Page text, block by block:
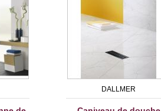
DALLMER